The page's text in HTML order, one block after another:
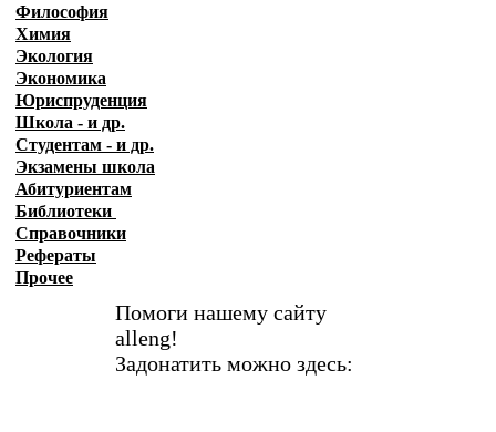
Философия
Химия
Экология
Экономика
Юриспруденция
Школа - и др.
Студентам - и др.
Экзамены школа
Абитуриентам
Библиотеки
Справочники
Рефераты
Прочее
Помоги нашему сайту
alleng!
Задонатить можно здесь: